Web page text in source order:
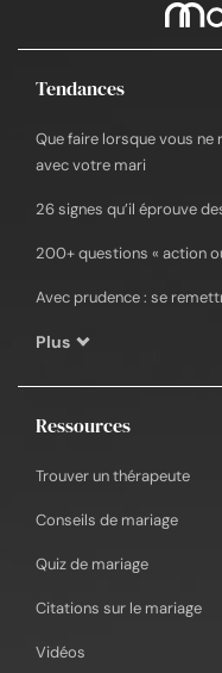
Tendances
Que faire lorsque vous ne
avec votre mari
26 signes qu’il éprouve
200+ questions « action
Avec prudence : se
Plus
Ressources
Trouver un thérapeute
Conseils de mariage
Quiz de mariage
Citations sur le mariage
Vidéos